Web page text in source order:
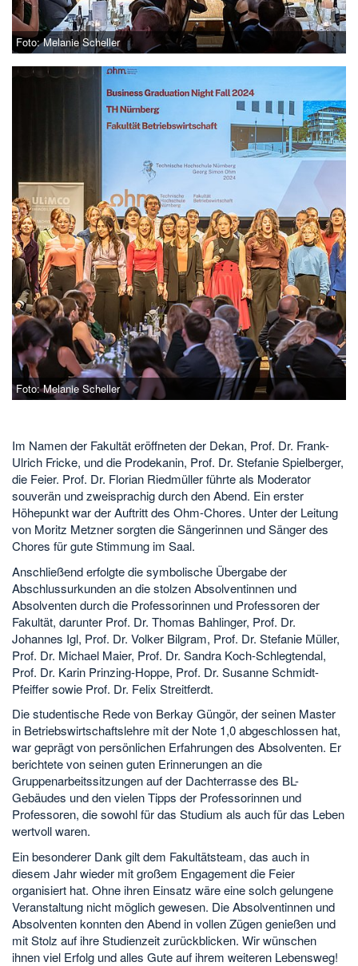
Foto: Melanie Scheller
Foto: Melanie Scheller
Im Namen der Fakultät eröffneten der Dekan, Prof. Dr. Frank-
Ulrich Fricke, und die Prodekanin, Prof. Dr. Stefanie Spielberger,
die Feier. Prof. Dr. Florian Riedmüller führte als Moderator
souverän und zweisprachig durch den Abend. Ein erster
Höhepunkt war der Auftritt des Ohm-Chores. Unter der Leitung
von Moritz Metzner sorgten die Sängerinnen und Sänger des
Chores für gute Stimmung im Saal.
Anschließend erfolgte die symbolische Übergabe der
Abschlussurkunden an die stolzen Absolventinnen und
Absolventen durch die Professorinnen und Professoren der
Fakultät, darunter Prof. Dr. Thomas Bahlinger, Prof. Dr.
Johannes Igl, Prof. Dr. Volker Bilgram, Prof. Dr. Stefanie Müller,
Prof. Dr. Michael Maier, Prof. Dr. Sandra Koch-Schlegtendal,
Prof. Dr. Karin Prinzing-Hoppe, Prof. Dr. Susanne Schmidt-
Pfeiffer sowie Prof. Dr. Felix Streitferdt.
Die studentische Rede von Berkay Güngör, der seinen Master
in Betriebswirtschaftslehre mit der Note 1,0 abgeschlossen hat,
war geprägt von persönlichen Erfahrungen des Absolventen. Er
berichtete von seinen guten Erinnerungen an die
Gruppenarbeitssitzungen auf der Dachterrasse des BL-
Gebäudes und den vielen Tipps der Professorinnen und
Professoren, die sowohl für das Studium als auch für das Leben
wertvoll waren.
Ein besonderer Dank gilt dem Fakultätsteam, das auch in
diesem Jahr wieder mit großem Engagement die Feier
organisiert hat. Ohne ihren Einsatz wäre eine solch gelungene
Veranstaltung nicht möglich gewesen. Die Absolventinnen und
Absolventen konnten den Abend in vollen Zügen genießen und
mit Stolz auf ihre Studienzeit zurückblicken. Wir wünschen
ihnen viel Erfolg und alles Gute auf ihrem weiteren Lebensweg!